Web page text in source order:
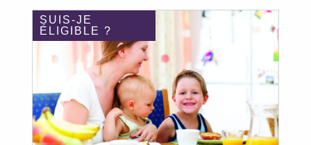
SUIS-JE
ÉLIGIBLE ?